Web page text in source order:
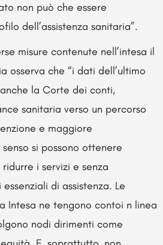
non può che essere
dell’assistenza sanitaria”.
misure contenute nell’intesa il
osserva che “i dati dell’ultimo
la Corte dei conti,
sanitaria verso un percorso
e maggiore
si possono ottenere
i servizi e senza
di assistenza. Le
Intesa ne tengono contoi n linea
nodi dirimenti come